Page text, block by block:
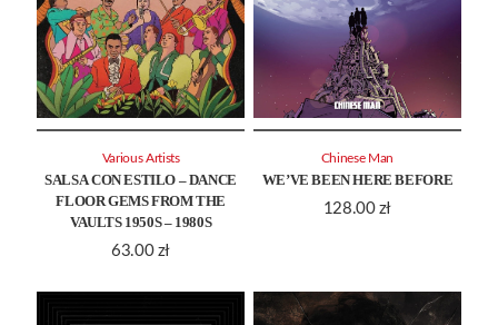
SALSA CON ESTILO – DANCE
FLOOR GEMS FROM THE
VAULTS 1950S – 1980S
63.00 zł
Various Artists
WE’VE BEEN HERE BEFORE
128.00 zł
Chinese Man